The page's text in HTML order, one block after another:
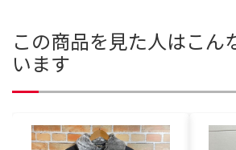
この商品を見た人はこん
います